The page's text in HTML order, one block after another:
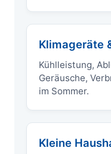
Klimageräte
Kühlleistung,
Geräusche,
im Sommer.
Kleine